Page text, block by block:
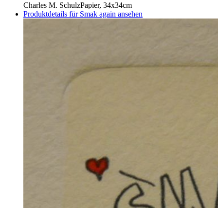
Charles M. SchulzPapier, 34x34cm
Produktdetails für Smak again ansehen